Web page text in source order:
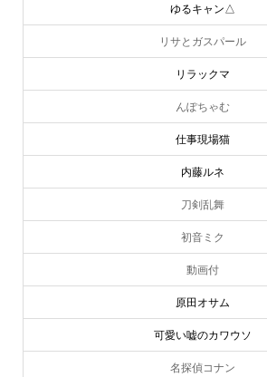
ゆるキャン△
リサとガスパール
リラックマ
んぽちゃむ
仕事現場猫
内藤ルネ
刀剣乱舞
初音ミク
動画付
原田オサム
可愛い嘘のカワウソ
名探偵コナン